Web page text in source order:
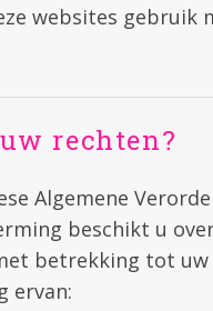
websites gebruik
rechten?
Algemene
beschikt u
betrekking tot uw
ervan: